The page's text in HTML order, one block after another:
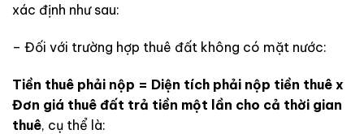
xác định như sau:
– Đối với trường hợp thuê đất không có mặt nước:
Tiền thuê phải nộp = Diện tích phải nộp tiền thuê x
Đơn giá thuê đất trả tiền một lần cho cả thời gian
thuê, cụ thể là: